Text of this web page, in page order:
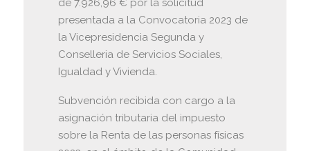
de 7.926,96 € por la solicitud
presentada a la Convocatoria 2023 de
la Vicepresidencia Segunda y
Conselleria de Servicios Sociales,
Igualdad y Vivienda.
Subvención recibida con cargo a la
asignación tributaria del impuesto
sobre la Renta de las personas físicas